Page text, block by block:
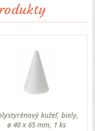
kužeľ, biely,
ø 40 x 65 mm, 1 ks